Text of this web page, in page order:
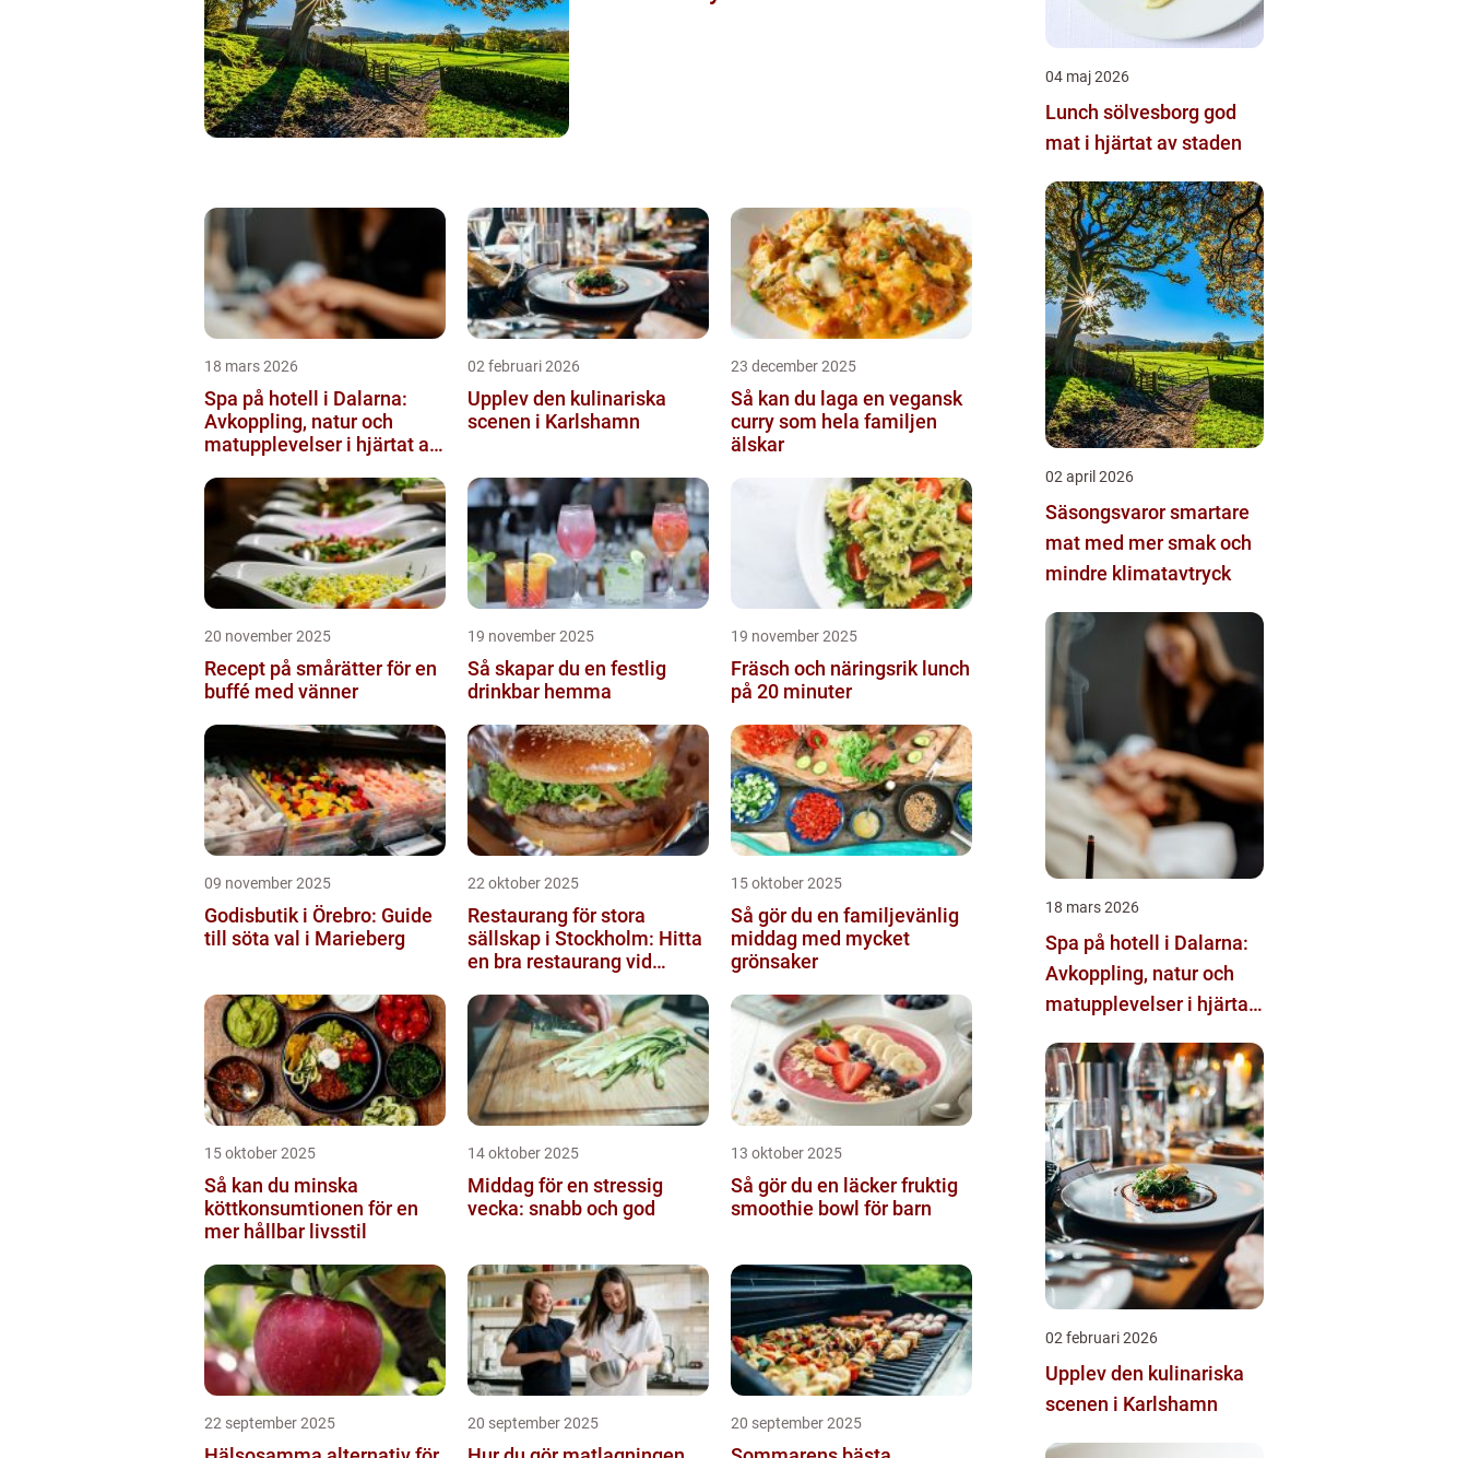
18 mars 2026
Spa på hotell i Dalarna:
Avkoppling, natur och
matupplevelser i hjärtat av
02 februari 2026
Upplev den kulinariska
scenen i Karlshamn
23 december 2025
Så kan du laga en vegansk
curry som hela familjen
älskar
20 november 2025
Recept på smårätter för en
buffé med vänner
19 november 2025
Så skapar du en festlig
drinkbar hemma
19 november 2025
Fräsch och näringsrik lunch
på 20 minuter
09 november 2025
Godisbutik i Örebro: Guide
till söta val i Marieberg
22 oktober 2025
Restaurang för stora
sällskap i Stockholm: Hitta
en bra restaurang vid
15 oktober 2025
Så gör du en familjevänlig
middag med mycket
grönsaker
15 oktober 2025
Så kan du minska
köttkonsumtionen för en
mer hållbar livsstil
14 oktober 2025
Middag för en stressig
vecka: snabb och god
13 oktober 2025
Så gör du en läcker fruktig
smoothie bowl för barn
22 september 2025 20 september 2025 20 september 2025
04 maj 2026
Lunch sölvesborg god
mat i hjärtat av staden
02 april 2026
Säsongsvaror smartare
mat med mer smak och
mindre klimatavtryck
18 mars 2026
Spa på hotell i Dalarna:
Avkoppling, natur och
matupplevelser i hjärtat
02 februari 2026
Upplev den kulinariska
scenen i Karlshamn